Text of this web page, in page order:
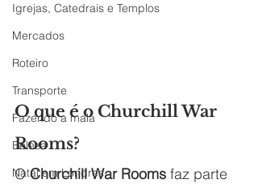
Igrejas, Catedrais e Templos
Mercados
Roteiro
Transporte
Fazendo a mala
Beleza
Natal em Londres
O que é o Churchill War
Rooms?
O Churchill War Rooms faz parte